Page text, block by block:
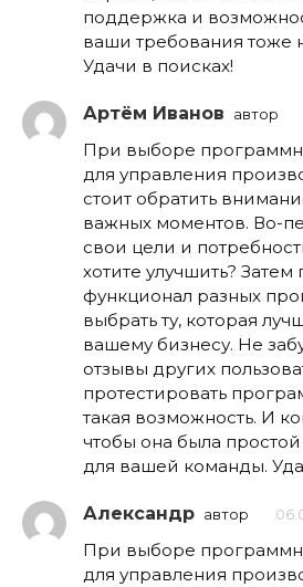
поддержка и
ваши требования тоже
Удачи в поисках!
Артём Иванов автор
При выборе
для управления
стоит обратить
важных моментов. Во-
свои цели и
хотите улучшить?
функционал разных
выбрать ту, которая
вашему бизнесу. Не
отзывы других
протестировать
такая возможность. И
чтобы она была
для вашей команды.
Александр автор
При выборе
для управления